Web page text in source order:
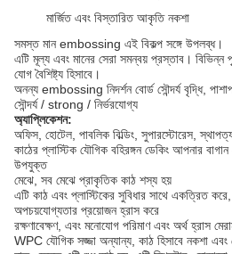
মার্জিত এবং বিস্তারিত আকৃতি নকশা
সমস্ত মান embossing এই বিকল্প সঙ্গে উপলব্ধ।
এটি মূল্য এবং মানের সেরা সমন্বয় প্রস্তাব। বিভিন্ন
যোগ বৈশিষ্ট্য হিসাবে।
অনন্য embossing নিদর্শন বোর্ড সৌন্দর্য বৃদ্ধি,
সৌন্দর্য / strong / নির্ভরযোগ্য
অ্যাপ্লিকেশন:
অফিস, হোটেল, পাবলিক বিল্ডিং, সুপারস্টোরেস, স্থাপত্য
কাঠের প্লাস্টিক যৌগিক বহিরঙ্গন ডেকিং আপনার
উপযুক্ত
মেঝে, সব মেঝে প্রাকৃতিক কাঠ শস্য হয়
এটি কাঠ এবং প্লাস্টিকের সুবিধার সাথে একত্রিত
অপচয়যোগ্যতার প্রয়োজন হ্রাস করে
রক্ষণাবেক্ষণ, এবং মনোযোগ পরিমাণ এবং অর্থ হ্রাস
WPC যৌগিক সজ্জা অন্যান্য, কাঠ হিসাবে নকশা এবং